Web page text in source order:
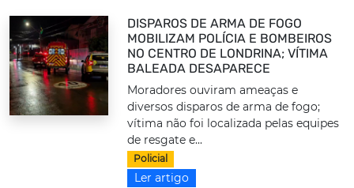
DISPAROS DE ARMA DE FOGO
MOBILIZAM POLÍCIA E BOMBEIROS
NO CENTRO DE LONDRINA; VÍTIMA
BALEADA DESAPARECE
Moradores ouviram ameaças e
diversos disparos de arma de fogo;
vítima não foi localizada pelas equipes
de resgate e...
Policial
Ler artigo